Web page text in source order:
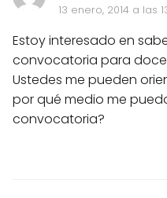
13 enero, 2014 a las
Estoy interesado en
convocatoria para
Ustedes me pueden
por qué medio me
convocatoria?